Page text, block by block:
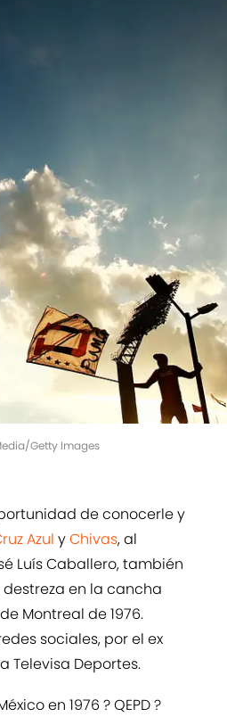
Getty Images
de conocerle y
Azul yChivas, al
Luís Caballero, también
en la cancha
Montreal de 1976.
sociales, por el ex
Televisa Deportes.
en 1976 ? QEPD ?